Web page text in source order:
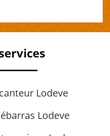
Lodeve
Lodeve